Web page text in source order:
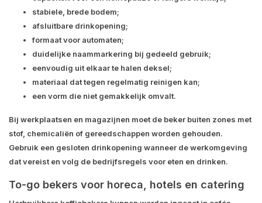
stabiele, brede bodem;
afsluitbare drinkopening;
formaat voor automaten;
duidelijke naammarkering bij gedeeld gebruik;
eenvoudig uit elkaar te halen deksel;
materiaal dat tegen regelmatig reinigen kan;
een vorm die niet gemakkelijk omvalt.
Bij werkplaatsen en magazijnen moet de beker buiten zones met
stof, chemicaliën of gereedschappen worden gehouden.
Gebruik een gesloten drinkopening wanneer de werkomgeving
dat vereist en volg de bedrijfsregels voor eten en drinken.
To-go bekers voor horeca, hotels en catering